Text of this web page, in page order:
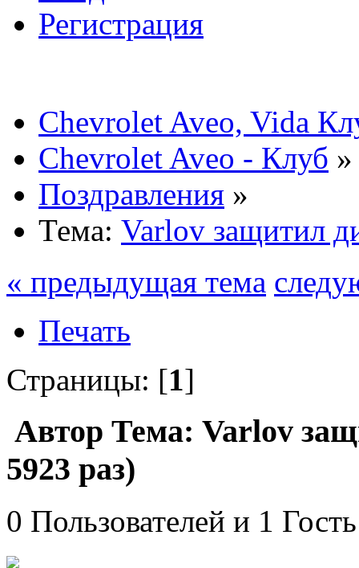
Регистрация
Chevrolet Aveo, Vida
Chevrolet Aveo - Клуб »
Поздравления »
Тема: Varlov защитил
« предыдущая тема
Печать
Страницы: [1]
Автор Тема: Varlov
5923 раз)
0 Пользователей и 1